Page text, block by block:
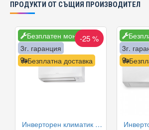
ПРОДУКТИ ОТ СЪЩИЯ ПРОИЗВОДИТЕЛ
Безплатен монтаж
Безплатна доставка
3г. гаранция
-25 %
Инверторен климатик Daikin FTXC25E/RXC25E SENSIRA 2025 WiFi, 9000 BTU, Клас A++
3г.